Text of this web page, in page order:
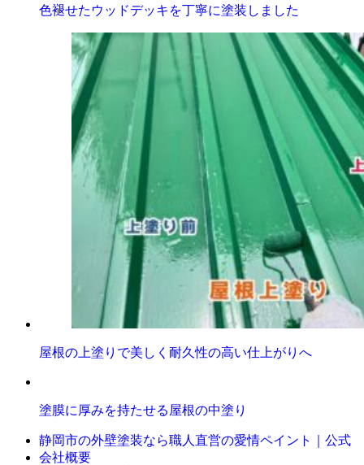
色褪せたウッドデッキを丁寧に塗装しました
屋根の上塗りで美しく耐久性の高い仕上がりへ
塗膜に厚みを持たせる屋根の中塗り
静岡市の外壁塗装なら職人直営の愛情ペイント｜公式
会社概要